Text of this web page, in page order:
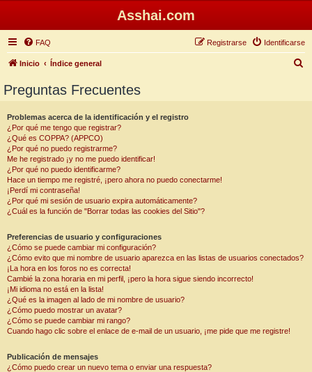
Asshai.com
FAQ Identificarse
Registrarse
Inicio Índice general
Preguntas Frecuentes
Problemas acerca de la identificación y el registro
¿Por qué me tengo que registrar?
¿Qué es COPPA? (APPCO)
¿Por qué no puedo registrarme?
Me he registrado ¡y no me puedo identificar!
¿Por qué no puedo identificarme?
Hace un tiempo me registré, ¡pero ahora no puedo conectarme!
¡Perdí mi contraseña!
¿Por qué mi sesión de usuario expira automáticamente?
¿Cuál es la función de "Borrar todas las cookies del Sitio"?
Preferencias de usuario y configuraciones
¿Cómo se puede cambiar mi configuración?
¿Cómo evito que mi nombre de usuario aparezca en las listas de usuarios conectados?
¡La hora en los foros no es correcta!
Cambié la zona horaria en mi perfil, ¡pero la hora sigue siendo incorrecto!
¡Mi idioma no está en la lista!
¿Qué es la imagen al lado de mi nombre de usuario?
¿Cómo puedo mostrar un avatar?
¿Cómo se puede cambiar mi rango?
Cuando hago clic sobre el enlace de e-mail de un usuario, ¡me pide que me registre!
Publicación de mensajes
¿Cómo puedo crear un nuevo tema o enviar una respuesta?